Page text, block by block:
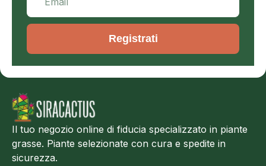
Registrati
Il tuo negozio online di fiducia specializzato in piante
grasse. Piante selezionate con cura e spedite in
sicurezza.